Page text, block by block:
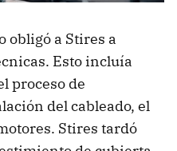
obligó a Stires a
Esto incluía
proceso de
del cableado, el
Stires tardó